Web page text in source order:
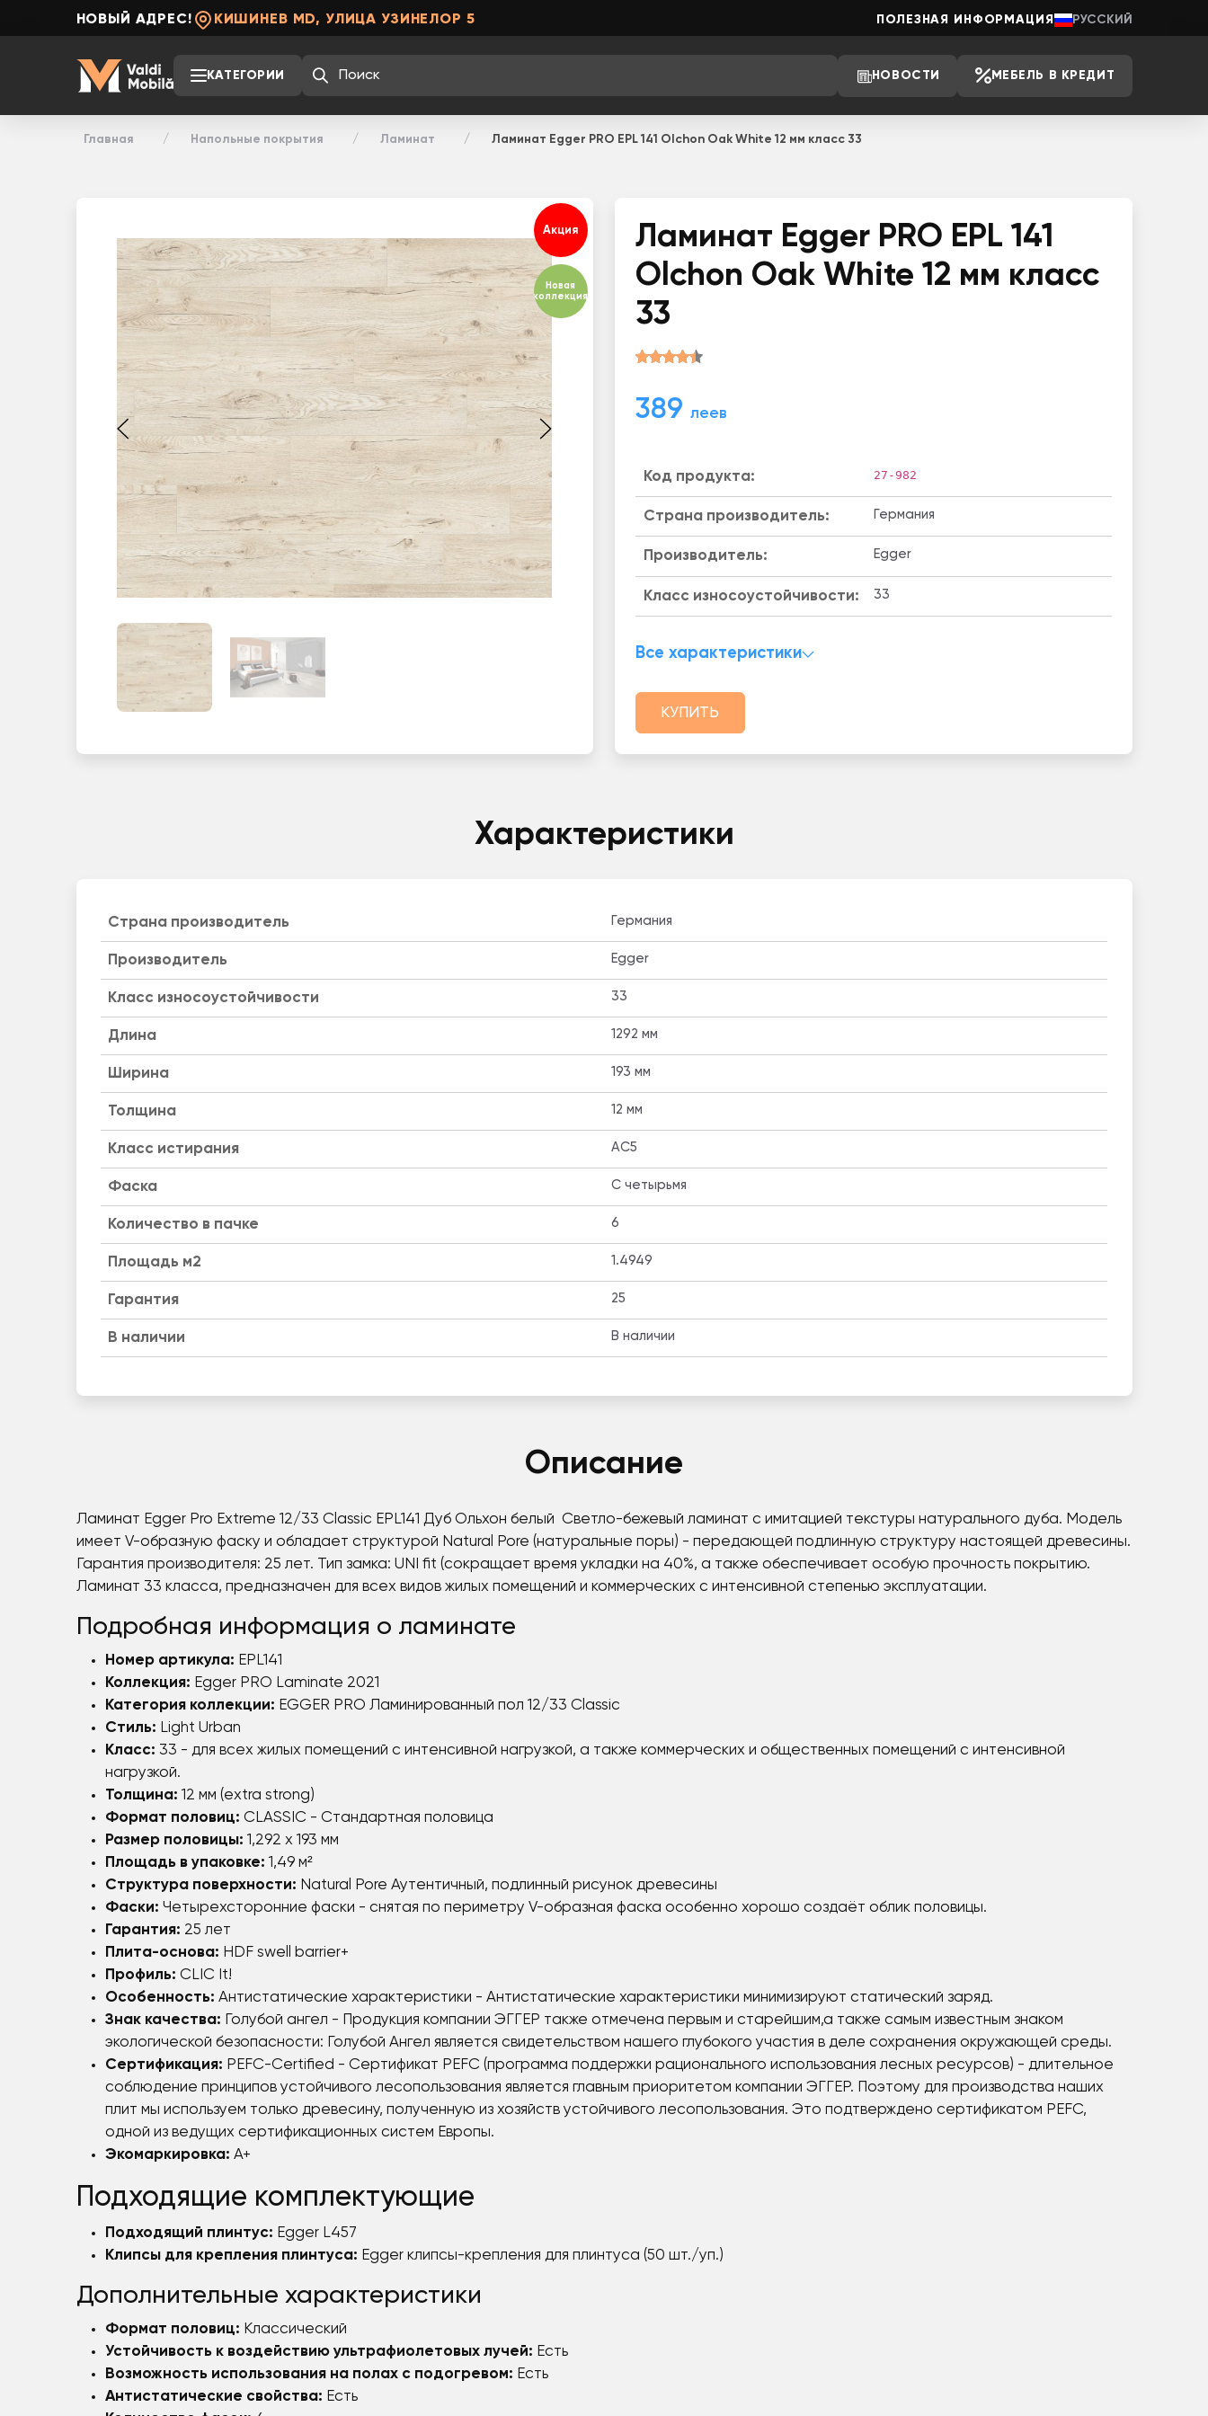
НОВЫЙ АДРЕС! КИШИНЕВ MD, УЛИЦА УЗИНЕЛОР 5 ПОЛЕЗНАЯ ИНФОРМАЦИЯ РУССКИЙ
КАТЕГОРИИ НОВОСТИ МЕБЕЛЬ В КРЕДИТ
Главная Напольные покрытия Ламинат Ламинат Egger PRO EPL 141 Olchon Oak White 12 мм класс 33
Акция
Новая
коллекция
Ламинат Egger PRO EPL 141
Olchon Oak White 12 мм класс
33
389 леев
Код продукта: 27-982
Страна производитель: Германия
Производитель: Egger
Класс износоустойчивости: 33
Все характеристики
КУПИТЬ
Характеристики
Страна производитель Германия
Производитель Egger
Класс износоустойчивости 33
Длина 1292 мм
Ширина 193 мм
Толщина 12 мм
Класс истирания AC5
Фаска C четырьмя
Количество в пачке 6
Площадь м2 1.4949
Гарантия 25
B наличии В наличии
Описание
Ламинат Egger Pro Extreme 12/33 Classic EPL141 Дуб Ольхон белый Светло-бежевый ламинат с имитацией текстуры натурального дуба. Модель
имеет V-образную фаску и обладает структурой Natural Pore (натуральные поры) - передающей подлинную структуру настоящей древесины.
Гарантия производителя: 25 лет. Тип замка: UNI fit (сокращает время укладки на 40%, а также обеспечивает особую прочность покрытию.
Ламинат 33 класса, предназначен для всех видов жилых помещений и коммерческих с интенсивной степенью эксплуатации.
Подробная информация о ламинате
Номер артикула: EPL141
Коллекция: Egger PRO Laminate 2021
Категория коллекции: EGGER PRO Ламинированный пол 12/33 Classic
Стиль: Light Urban
Класс: 33 - для всех жилых помещений с интенсивной нагрузкой, а также коммерческих и общественных помещений с интенсивной
нагрузкой.
Толщина: 12 мм (extra strong)
Формат половиц: CLASSIC - Стандартная половица
Размер половицы: 1,292 x 193 мм
Площадь в упаковке: 1,49 м²
Структура поверхности: Natural Pore Аутентичный, подлинный рисунок древесины
Фаски: Четырехсторонние фаски - снятая по периметру V-образная фаска особенно хорошо создаёт облик половицы.
Гарантия: 25 лет
Плита-основа: HDF swell barrier+
Профиль: CLIC It!
Особенность: Антистатические характеристики - Антистатические характеристики минимизируют статический заряд.
Знак качества: Голубой ангел - Продукция компании ЭГГЕР также отмечена первым и старейшим,а также самым известным знаком
экологической безопасности: Голубой Ангел является свидетельством нашего глубокого участия в деле сохранения окружающей среды.
Сертификация: PEFC-Certified - Сертификат PEFC (программа поддержки рационального использования лесных ресурсов) - длительное
соблюдение принципов устойчивого лесопользования является главным приоритетом компании ЭГГЕР. Поэтому для производства наших
плит мы используем только древесину, полученную из хозяйств устойчивого лесопользования. Это подтверждено сертификатом PEFC,
одной из ведущих сертификационных систем Европы.
Экомаркировка: A+
Подходящие комплектующие
Подходящий плинтус: Egger L457
Клипсы для крепления плинтуса: Egger клипсы-крепления для плинтуса (50 шт./уп.)
Дополнительные характеристики
Формат половиц: Классический
Устойчивость к воздействию ультрафиолетовых лучей: Есть
Возможность использования на полах с подогревом: Есть
Антистатические свойства: Есть